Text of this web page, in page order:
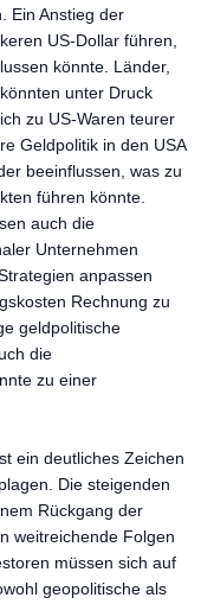
Ein Anstieg der
US-Dollar führen,
könnte. Länder,
unter Druck
zu US-Waren teurer
Geldpolitik in den USA
beeinflussen, was zu
führen könnte.
auch die
Unternehmen
anpassen
Rechnung zu
geldpolitische
die
zu einer
ein deutliches Zeichen
Die steigenden
Rückgang der
weitreichende Folgen
müssen sich auf
geopolitische als